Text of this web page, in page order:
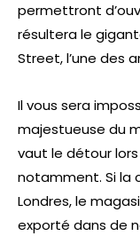
permettront
résultera le
Street, l’une des
Il vous sera
majestueuse du
vaut le détour
notamment. Si la
Londres, le
exporté dans de